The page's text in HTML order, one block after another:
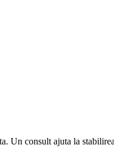
Un consult ajuta la